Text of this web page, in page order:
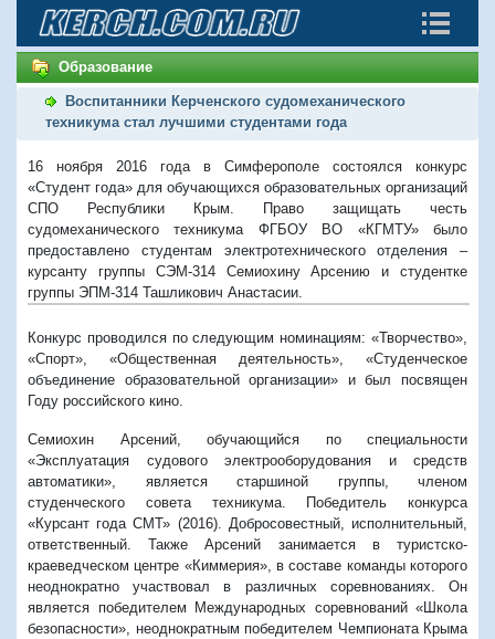
Образование
Воспитанники Керченского судомеханического
техникума стал лучшими студентами года
16 ноября 2016 года в Симферополе состоялся конкурс
«Студент года» для обучающихся образовательных организаций
СПО Республики Крым. Право защищать честь
cудомеханического техникума ФГБОУ ВО «КГМТУ» было
предоставлено студентам электротехнического отделения –
курсанту группы СЭМ-314 Семиохину Арсению и студентке
группы ЭПМ-314 Ташликович Анастасии.
Конкурс проводился по следующим номинациям: «Творчество»,
«Спорт», «Общественная деятельность», «Студенческое
объединение образовательной организации» и был посвящен
Году российского кино.
Семиохин Арсений, обучающийся по специальности
«Эксплуатация судового электрооборудования и средств
автоматики», является старшиной группы, членом
студенческого совета техникума. Победитель конкурса
«Курсант года СМТ» (2016). Добросовестный, исполнительный,
ответственный. Также Арсений занимается в туристско-
краеведческом центре «Киммерия», в составе команды которого
неоднократно участвовал в различных соревнованиях. Он
является победителем Международных соревнований «Школа
безопасности», неоднократным победителем Чемпионата Крыма